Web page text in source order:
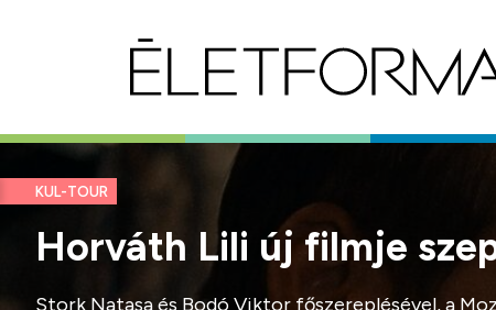
KUL-TOUR
Horváth Lili új filmje
Stork Natasa és Bodó Viktor főszereplésével, a